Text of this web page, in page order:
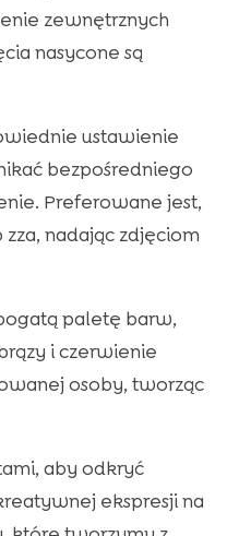
zewnętrznych
nasycone są
ustawienie
bezpośredniego
Preferowane jest,
zza, nadając zdjęciom
paletę barw,
i czerwienie
osoby, tworząc
aby odkryć
ekspresji na